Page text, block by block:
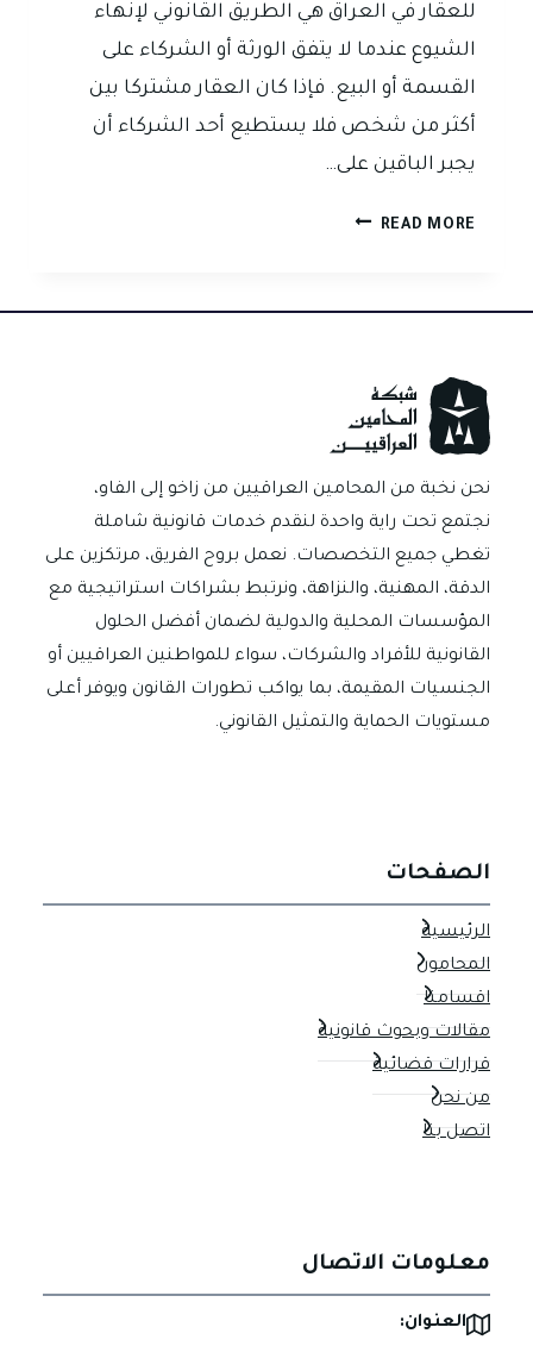
للعقار في العراق هي الطريق القانوني لإنهاء
الشيوع عندما لا يتفق الورثة أو الشركاء على
القسمة أو البيع. فإذا كان العقار مشتركا بين
أكثر من شخص فلا يستطيع أحد الشركاء أن
يجبر الباقين على…
READ MORE القسمة
في
لا
يتفق
الورثة
أو
الشركاء
على
نحن نخبة من المحامين العراقيين من زاخو إلى الفاو،
نجتمع تحت راية واحدة لنقدم خدمات قانونية شاملة
تغطي جميع التخصصات. نعمل بروح الفريق، مرتكزين على
الدقة، المهنية، والنزاهة، ونرتبط بشراكات استراتيجية مع
المؤسسات المحلية والدولية لضمان أفضل الحلول
القانونية للأفراد والشركات، سواء للمواطنين العراقيين أو
الجنسيات المقيمة، بما يواكب تطورات القانون ويوفر أعلى
مستويات الحماية والتمثيل القانوني.
الصفحات
الرئيسية
المحامون
اقسامنا
مقالات وبحوث قانونية
قرارات قضائية
من نحن
اتصل بنا
معلومات الاتصال
العنوان: